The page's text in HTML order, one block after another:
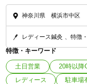
神奈川県 横浜市中区
レディース鍼灸 特徴
特徴・キーワード
土日営業 20時以降
レディース
駐車場
「健康にはり